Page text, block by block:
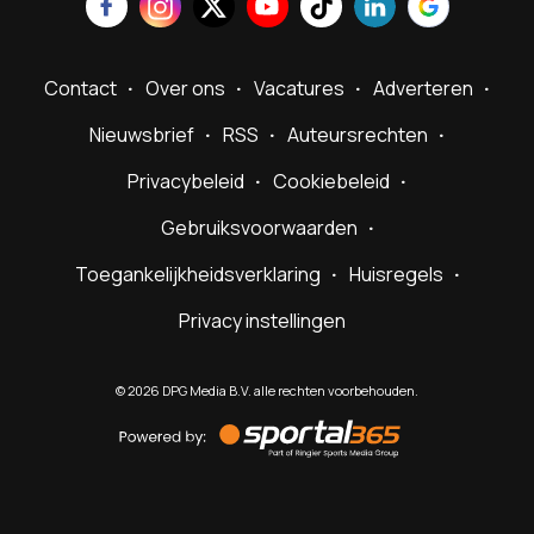
Contact Over ons Vacatures
Adverteren
Nieuwsbrief
RSS
Auteursrechten
Privacybeleid
Cookiebeleid
Gebruiksvoorwaarden
Toegankelijkheidsverklaring
Huisregels
Privacy instellingen
©2026 DPG Media B.V. alle rechten voorbehouden.
by
Sportal365